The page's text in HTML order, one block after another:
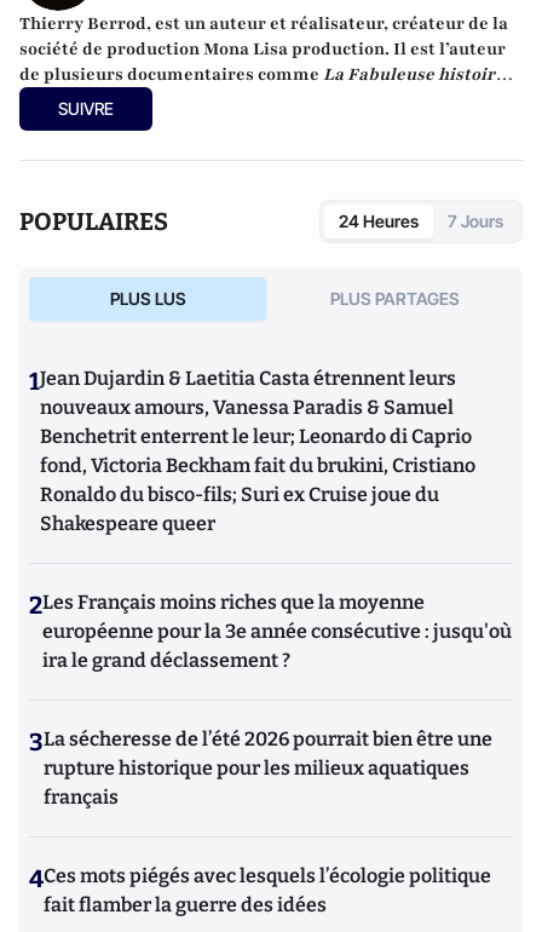
Thierry Berrod, est un auteur et réalisateur, créateur de la
société de production Mona Lisa production. Il est l’auteur
de plusieurs documentaires comme La Fabuleuse histoire
des excréments ,
sans tabou, diffusés sur Arte le 14 novembre 2020.
SUIVRE
POPULAIRES 24 Heures 7 Jours
PLUS LUS PLUS PARTAGES
1Jean Dujardin & Laetitia Casta étrennent leurs
nouveaux amours, Vanessa Paradis & Samuel
Benchetrit enterrent le leur; Leonardo di Caprio
fond, Victoria Beckham fait du brukini, Cristiano
Ronaldo du bisco-fils; Suri ex Cruise joue du
Shakespeare queer
2Les Français moins riches que la moyenne
européenne pour la 3e année consécutive : jusqu'où
ira le grand déclassement ?
3La sécheresse de l’été 2026 pourrait bien être une
rupture historique pour les milieux aquatiques
français
4Ces mots piégés avec lesquels l’écologie politique
fait flamber la guerre des idées